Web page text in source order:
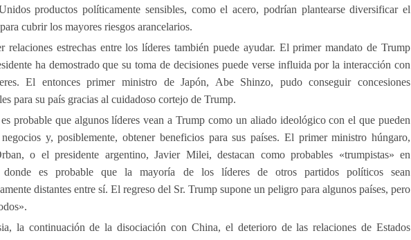
productos políticamente sensibles, como el acero, podrían plantearse diversificar el
cubrir los mayores riesgos arancelarios.
relaciones estrechas entre los líderes también puede ayudar. El primer mandato de Trump
ha demostrado que su toma de decisiones puede verse influida por la interacción con
El entonces primer ministro de Japón, Abe Shinzo, pudo conseguir concesiones
para su país gracias al cuidadoso cortejo de Trump.
probable que algunos líderes vean a Trump como un aliado ideológico con el que pueden
y, posiblemente, obtener beneficios para sus países. El primer ministro húngaro,
o el presidente argentino, Javier Milei, destacan como probables «trumpistas» en
donde es probable que la mayoría de los líderes de otros partidos políticos sean
distantes entre sí. El regreso del Sr. Trump supone un peligro para algunos países, pero
la continuación de la disociación con China, el deterioro de las relaciones de Estados